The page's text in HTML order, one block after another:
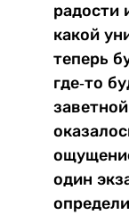
радости
какой
теперь
где-то
один